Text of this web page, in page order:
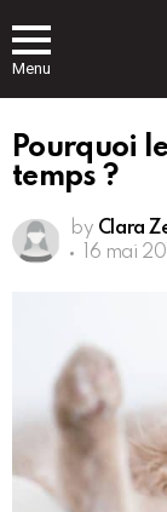
Menu
Pourquoi
temps ?
by Clara
16 mai